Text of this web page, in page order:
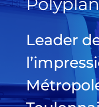
Leader